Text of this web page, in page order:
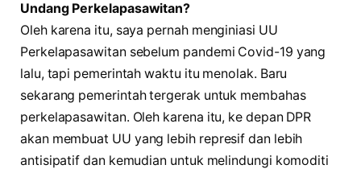
Undang Perkelapasawitan?
Oleh karena itu, saya pernah menginiasi UU
Perkelapasawitan sebelum pandemi Covid-19 yang
lalu, tapi pemerintah waktu itu menolak. Baru
sekarang pemerintah tergerak untuk membahas
perkelapasawitan. Oleh karena itu, ke depan DPR
akan membuat UU yang lebih represif dan lebih
antisipatif dan kemudian untuk melindungi komoditi